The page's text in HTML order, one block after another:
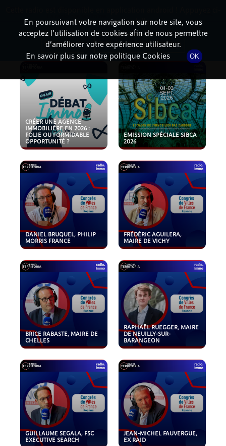
PODCASTS
CRÉER UNE AGENCE
IMMOBILIÈRE EN 2026 :
FOLIE OU FORMIDABLE
OPPORTUNITÉ ?
EMISSION SPÉCIALE SIBCA
2026
DANIEL BRUQUEL, PHILIP
MORRIS FRANCE
FRÉDÉRIC AGUILERA,
MAIRE DE VICHY
BRICE RABASTE, MAIRE DE
CHELLES
RAPHAËL RUEGGER, MAIRE
DE NEUILLY-SUR-
BARANGEON
GUILLAUME SEGALA, FSC
EXECUTIVE SEARCH
JEAN-MICHEL FAUVERGUE,
EX RAID
En poursuivant votre navigation sur notre site, vous
acceptez l’utilisation de cookies afin de nous permettre
d’améliorer votre expérience utilisateur.
En savoir plus sur notre politique Cookies
OK
dessous pour l'installer.
Non merci Télécharger l'application